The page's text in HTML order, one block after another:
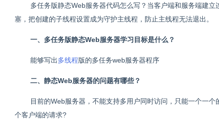
多任务版静态Web服务器代码怎么写？当客户端和服务端建立
塞，把创建的子线程设置成为守护主线程，防止主线程无法退出。
一、多任务版静态Web服务器学习目标是什么？
能够写出多线程版的多任务web服务器程序
二、静态Web服务器的问题有哪些？
目前的Web服务器，不能支持多用户同时访问，只能一个一
个客户端的请求?